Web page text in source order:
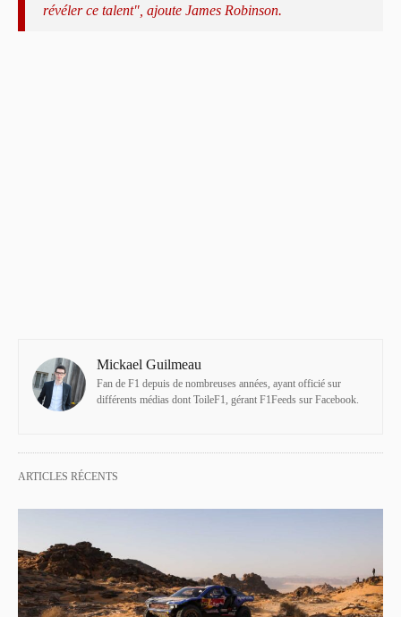
révéler ce talent", ajoute James Robinson.
Mickael Guilmeau
Fan de F1 depuis de nombreuses années, ayant officié sur
différents médias dont ToileF1, gérant F1Feeds sur Facebook.
ARTICLES RÉCENTS